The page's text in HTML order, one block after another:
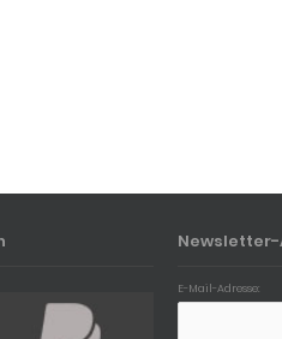
E-Mail-Adresse: